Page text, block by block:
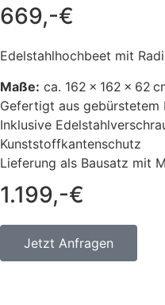
669,-€
Edelstahlhochbeet mit
Maße: ca. 162 × 162 × 62
Gefertigt aus gebürstetem
Inklusive
Kunststoffkantenschutz
Lieferung als Bausatz mit
1.199,-€
Jetzt Anfragen